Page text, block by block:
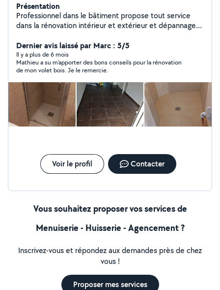
Présentation
Professionnel dans le bâtiment propose tout service
dans la rénovation intérieur et extérieur et dépannage
Dernier avis laissé par Marc : 5/5
Il y a plus de 6 mois
Mathieu a su m'apporter des bons conseils pour la rénovation
de mon volet bois. Je le remercie.
Voir le profil Contacter
Vous souhaitez proposer vos services de
Menuiserie - Huisserie - Agencement ?
Inscrivez-vous et répondez aux demandes près de chez
vous !
Proposer mes services